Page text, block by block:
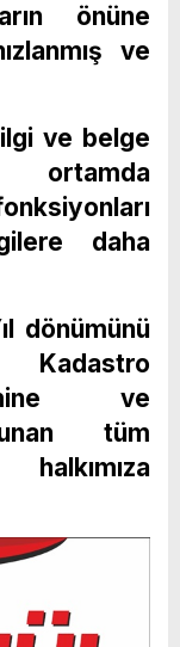
önüne
ve
ve belge
ortamda
daha
dönümünü
ve
tüm